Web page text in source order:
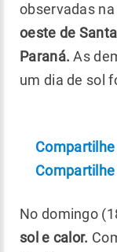
observadas
oeste de
Paraná. As
um dia de sol
No domingo
sol e calor.